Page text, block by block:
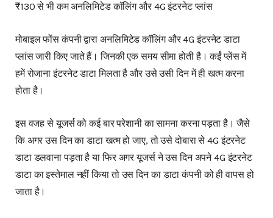
₹130 से भी कम अनलिमिटेड कॉलिंग और 4G इंटरनेट प्लांस
मोबाइल फोंस कंपनी द्वारा अनलिमिटेड कॉलिंग और 4G इंटरनेट डाटा
प्लांस जारी किए जाते हैं। जिनकी एक समय सीमा होती है। कईं प्लेंस में
हमें रोजाना इंटरनेट डाटा मिलता है और उसे उसी दिन में ही खत्म करना
होता है।
इस वजह से यूजर्स को कई बार परेशानी का सामना करना पड़ता है। जैसे
कि अगर उस दिन का डाटा खत्म हो जाए, तो उसे दोबारा से 4G इंटरनेट
डाटा डलवाना पड़ता है या फिर अगर यूजर्स ने उस दिन अपने 4G इंटरनेट
डाटा का इस्तेमाल नहीं किया तो उस दिन का डाटा कंपनी को ही वापस हो
जाता है।